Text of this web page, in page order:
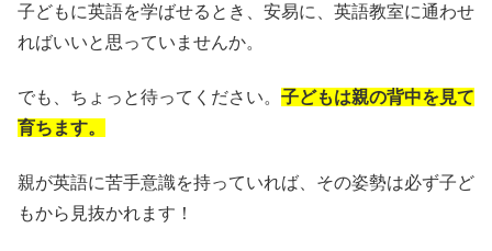
子どもに英語を学ばせるとき、安易に、英語教室に通わせ
ればいいと思っていませんか。
でも、ちょっと待ってください。 子どもは親の背中を見て
育ちます。
親が英語に苦手意識を持っていれば、その姿勢は必ず子ど
もから見抜かれます！